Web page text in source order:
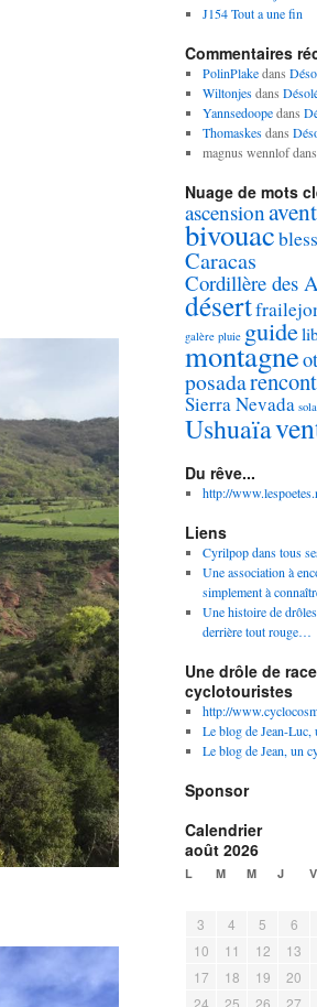
J154 Tout a une fin
Commentaires
PolinPlakedans
Wiltonjesdans
Yannsedoopedans
Thomaskesdans
magnus wennlofdans
Nuage de mots
ascension
bivouac
Caracas
Cordillère des
désert
galère pluie guide
montagne
posada
Sierra Nevada
Ushuaïa
Du rêve...
http://
Liens
Cyrilpop dans tous
Une association à
simplement à
Une histoire de
derrière tout rouge…
Une drôle de
cyclotouristes
http://
Le blog de Jean-Luc,
Le blog de Jean, un
Sponsor
Calendrier
août 2026
L M M J V
3
4 5 6
10
11 12 13
17
18 19 20
24
25 26 27